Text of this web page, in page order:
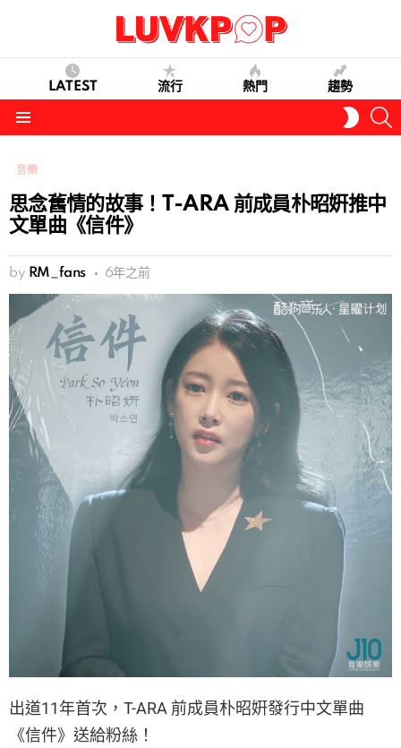
LATEST 流行 熱門 趨勢
SKIN
音樂
思念舊情的故事！T-ARA 前成員朴昭姸推中
文單曲《信件》
by RM_fans 6年之前
出道11年首次，T-ARA 前成員朴昭姸發行中文單曲
《信件》送給粉絲！